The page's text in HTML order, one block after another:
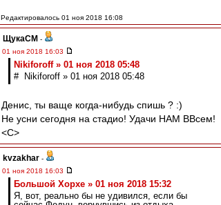
Редактировалось 01 ноя 2018 16:08
ЩукаСМ -
01 ноя 2018 16:03
Nikiforoff » 01 ноя 2018 05:48
# Nikiforoff » 01 ноя 2018 05:48
Денис, ты ваще когда-нибудь спишь ? :)
Не усни сегодня на стадио! Удачи НАМ ВВсем!
<C>
kvzakhar -
01 ноя 2018 16:03
Большой Хорхе » 01 ноя 2018 15:32
Я, вот, реально бы не удивился, если бы